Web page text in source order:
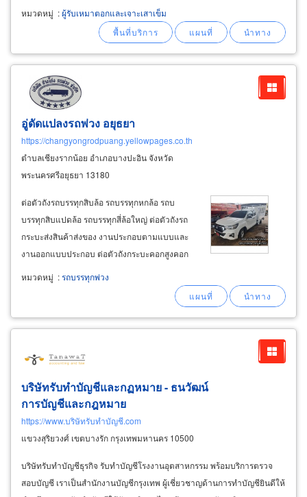
งานต่อเติมบ้าน-ต่อเติมอาคาร ต่อเติมครัว-ต่อเติม
ขยายห้อง-ต่อเติมโรงรถหน้าบ้าน งานเสริมแรง
ฐานรากด้วยเสาเข็มไอไมโครไพล์ ไอ
หมวดหมู่ :ผู้รับเหมาตอกและเจาะเสาเข็ม
อู่ดัดแปลงรถพ่วง อยุธยา
https://changyongrodpuang.yellowpages.co.th
ตำบลเชียงรากน้อย อำเภอบางปะอิน จังหวัด
พระนครศรีอยุธยา 13180
ต่อตัวถังรถบรรทุกสิบล้อ รถบรรทุกหกล้อ รถบ
บรรทุกสิบแปดล้อ รถบรรทุกสี่ล้อใหญ่ ต่อตัวถังรถ
กระบะส่งสินค้าส่งของ งานประกอบตามแบบและ
งานออกแบบประกอบ ต่อตัวถังกระบะคอกสูงคอก
ฝาข้างอลูมิเนียม ตัวถังกระบะรถเก็บขยะกระบะต่อ
ใหม่ ต่อตัวถังรถกระบะ แปลงกระบะท้ายครอบบน
แชสซีรถกระบะพร้อมติดตั้งลิฟต์ยกท้าย
หมวดหมู่ :รถบรรทุกพ่วง
บริษัทรับทำบัญชีและกฏหมาย - ธนวัฒน์
การบัญชีและกฎหมาย
https://www.บริษัทรับทำบัญชี.com
แขวงสุริยวงศ์ เขตบางรัก กรุงเทพมหานคร 10500
บริษัทรับทำบัญชีธุรกิจ รับทำบัญชีโรงงานอุตสาหกรรม พร้อมบริการตรวจ
สอบบัญชี เราเป็นสำนักงานบัญชีกรุงเทพ ผู้เชี่ยวชาญด้านการทำบัญชียินดีให้